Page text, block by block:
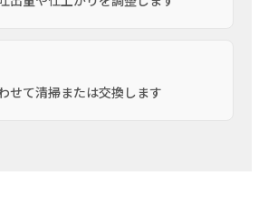
せて清掃または交換します